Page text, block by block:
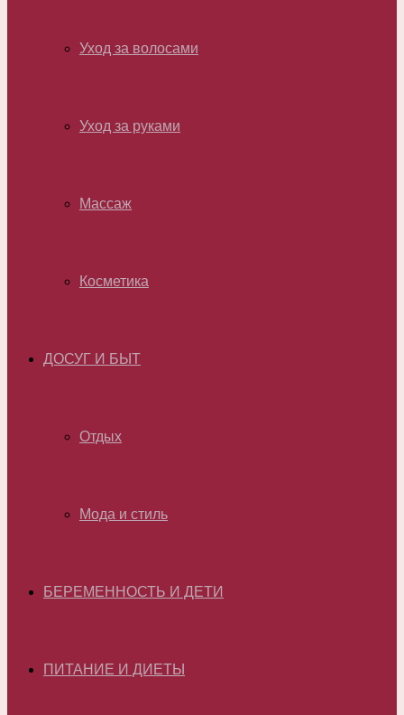
Уход за волосами
Уход за руками
Массаж
Косметика
ДОСУГ И БЫТ
Отдых
Мода и стиль
БЕРЕМЕННОСТЬ И ДЕТИ
ПИТАНИЕ И ДИЕТЫ